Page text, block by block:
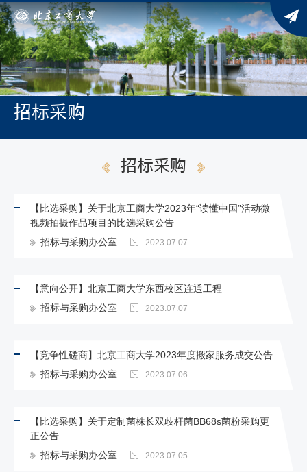
招标采购
招标采购
【比选采购】关于北京工商大学2023年“读懂中国”活动微
视频拍摄作品项目的比选采购公告
招标与采购办公室
2023.07.07
【意向公开】北京工商大学东西校区连通工程
招标与采购办公室
2023.07.07
【竞争性磋商】北京工商大学2023年度搬家服务成交公告
招标与采购办公室
2023.07.06
【比选采购】关于定制菌株长双歧杆菌BB68s菌粉采购更
正公告
招标与采购办公室
2023.07.05